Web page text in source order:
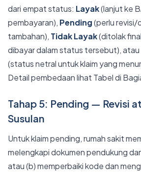
dari empat status: Layak(lanjut ke
pembayaran), Pending(perlu revisi/
tambahan), Tidak Layak(ditolak
dibayar dalam status tersebut), atau
(status netral untuk klaim yang
Detail pembedaan lihat Tabel di
Tahap 5: Pending — Revisi
Susulan
Untuk klaim pending, rumah sakit
melengkapi dokumen pendukung
atau (b) memperbaiki kode dan